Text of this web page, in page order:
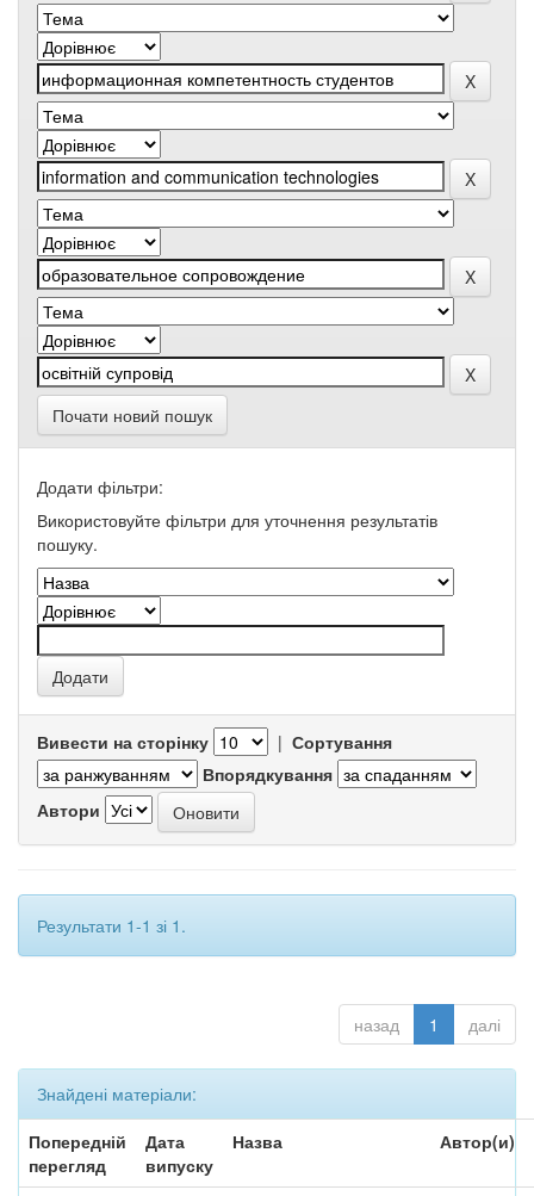
Почати новий пошук
Додати фільтри:
Використовуйте фільтри для уточнення результатів
пошуку.
Вивести на сторінку | Сортування
Впорядкування
Автори
Результати 1-1 зі 1.
назад 1 далі
Знайдені матеріали:
Попередній
перегляд
Дата
випуску
Назва Автор(и)